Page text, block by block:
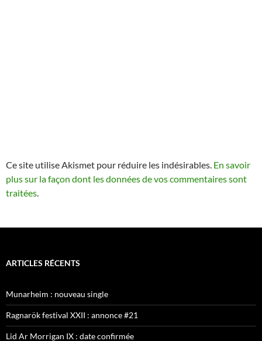
Ce site utilise Akismet pour réduire les indésirables. En savoir
plus sur la façon dont les données de vos commentaires sont
traitées.
ARTICLES RÉCENTS
Munarheim : nouveau single
Ragnarök festival XXII : annonce #21
Lid Ar Morrigan IX : date confirmée